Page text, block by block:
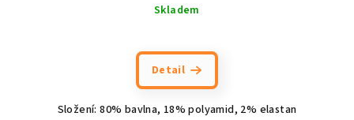
Skladem
Detail
Složení: 80% bavlna, 18% polyamid, 2% elastan